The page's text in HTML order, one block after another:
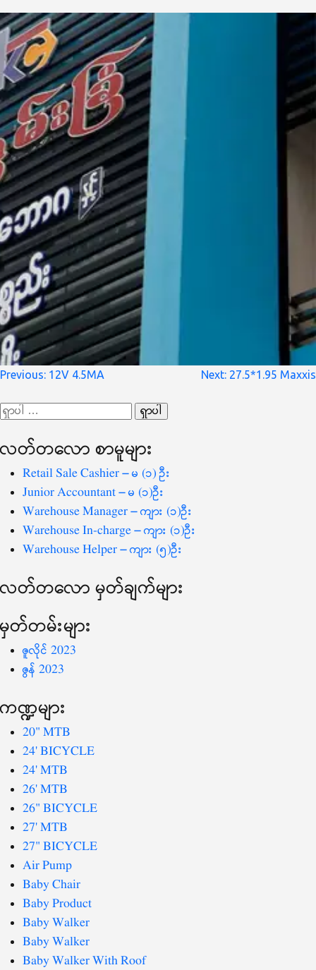
စာမူ
ပြ
Previous: 12V 4.5MA Next: 27.5*1.95 Maxxis
ရှာ
စကားလုံး
လတ်တ‌လော စာမူများ
Retail Sale Cashier – မ (၁) ဦး
Junior Accountant – မ (၁)ဦး
Warehouse Manager – ကျား (၁)ဦး
Warehouse In-charge – ကျား (၁)ဦး
Warehouse Helper – ကျား (၅)ဦး
လတ်တ‌လော မှတ်ချက်များ
မှတ်တမ်းများ
ဇူလိုင် 2023
ဇွန် 2023
ကဏ္ဍများ
20" MTB
24' BICYCLE
24' MTB
26' MTB
26" BICYCLE
27' MTB
27" BICYCLE
Air Pump
Baby Chair
Baby Product
Baby Walker
Baby Walker
Baby Walker With Roof